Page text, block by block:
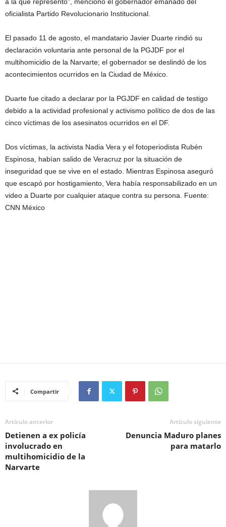
oficialista Partido Revolucionario Institucional.
El pasado 11 de agosto, el mandatario Javier Duarte rindió su
declaración voluntaria ante personal de la PGJDF por el
multihomicidio de la Narvarte; el gobernador se deslindó de los
acontecimientos ocurridos en la Ciudad de México.
Duarte fue citado a declarar por la PGJDF en calidad de testigo
debido a la actividad profesional y activismo político de dos de las
cinco víctimas de los asesinatos ocurridos en el DF.
Dos víctimas, la activista Nadia Vera y el fotoperiodista Rubén
Espinosa, habían salido de Veracruz por la situación de
inseguridad que se vive en el estado. Mientras Espinosa aseguró
que escapó por hostigamiento, Vera había responsabilizado en un
video a Duarte por cualquier ataque contra su persona. Fuente:
CNN México
Compartir
Artículo anterior
Detienen a ex policía
involucrado en
multihomicidio de la
Narvarte
Artículo siguiente
Denuncia Maduro planes
para matarlo